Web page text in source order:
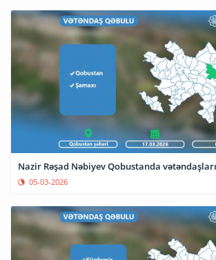
Nazir Rəşad Nəbiyev Qobustanda
05-03-2026